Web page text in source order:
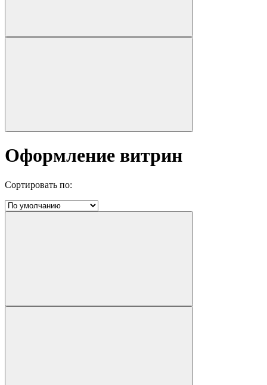
Оформление витрин
Сортировать по: